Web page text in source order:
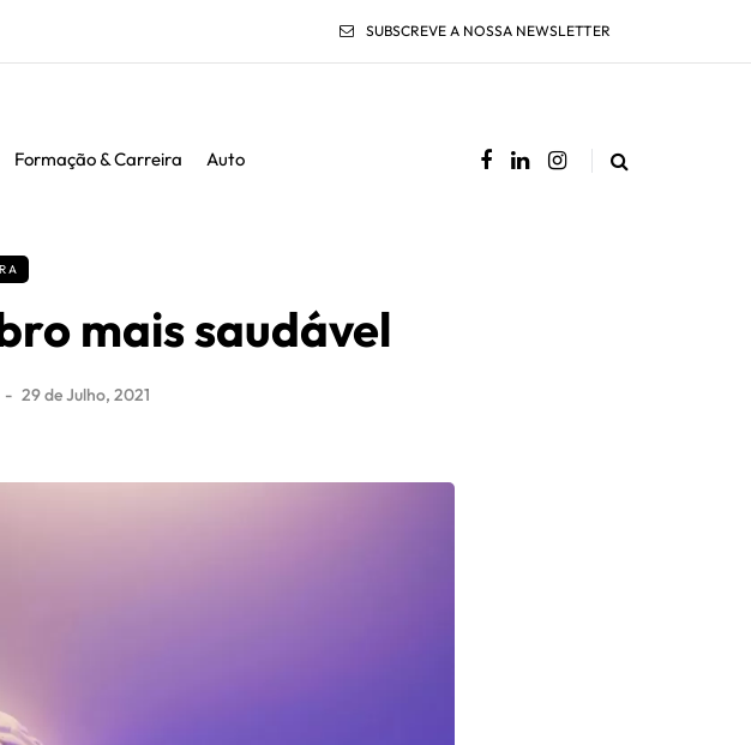
SUBSCREVE A NOSSA NEWSLETTER
Formação & Carreira Auto
mais saudável
29 de Julho, 2021